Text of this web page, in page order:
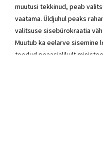
muutusi tekkinud, peab
vaatama. Üldjuhul peaks
valitsuse sisebürokraatia
Muutub ka eelarve sisemine
toodud peaasjalikult